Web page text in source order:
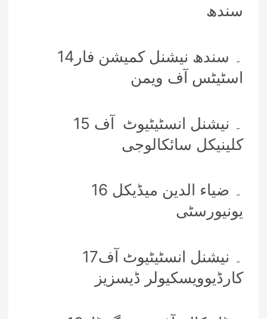
سندھ
14۔ سندھ نیشنل کمیشن فار
اسٹیٹس آف ویمن
15 ۔ نیشنل انسٹیٹیوٹ آف
کلینیکل سائکالوجی
16 ۔ ضیاء الدین میڈیکل
یونیورسٹی
17۔ نیشنل انسٹیٹیوٹ آف
کارڈیوویسکیولر ڈیسزیز